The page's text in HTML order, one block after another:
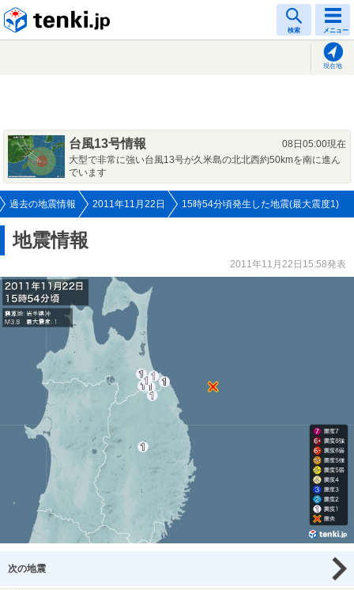
検索 メニュー
現在地
台風13号情報
08日05:00現在
大型で非常に強い台風13号が久米島の北北西約50kmを南に進ん
でいます
過去の地震情報 2011年11月22日 15時54分頃発生した地震(最大震度1)
地震情報
2011年11月22日15:58発表
次の地震